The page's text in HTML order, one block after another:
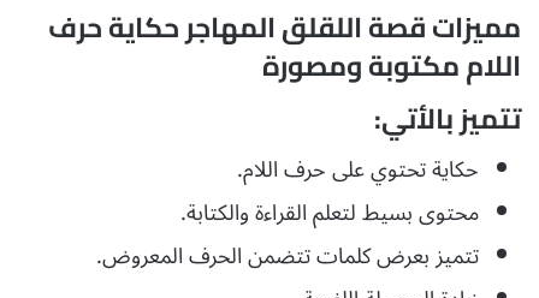
مميزات قصة اللقلق المهاجر حكاية حرف
اللام مكتوبة ومصورة
تتميز بالأتي:
حكاية تحتوي على حرف اللام.
محتوى بسيط لتعلم القراءة والكتابة.
تتميز بعرض كلمات تتضمن الحرف المعروض.